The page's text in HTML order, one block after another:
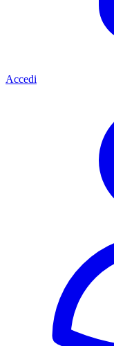
Accedi